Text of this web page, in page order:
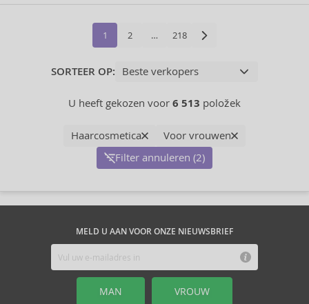
1 2 … 218
SORTEER OP:
U heeft gekozen voor 6 513 položek
Haarcosmetica
Voor vrouwen
Filter annuleren (2)
MELD U AAN VOOR ONZE NIEUWSBRIEF
MAN VROUW